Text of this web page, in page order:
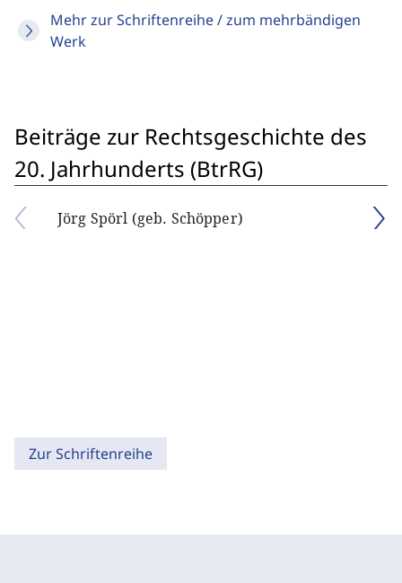
Mehr zur Schriftenreihe / zum mehrbändigen
Werk
Beiträge zur Rechtsgeschichte des
20. Jahrhunderts (BtrRG)
Jörg Spörl (geb. Schöpper)
Zur Schriftenreihe